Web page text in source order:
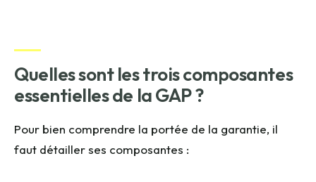
Quelles sont les trois composantes
essentielles de la GAP ?
Pour bien comprendre la portée de la garantie, il
faut détailler ses composantes :